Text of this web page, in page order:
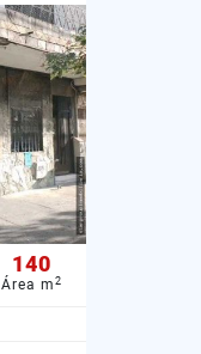
140
Área m 2